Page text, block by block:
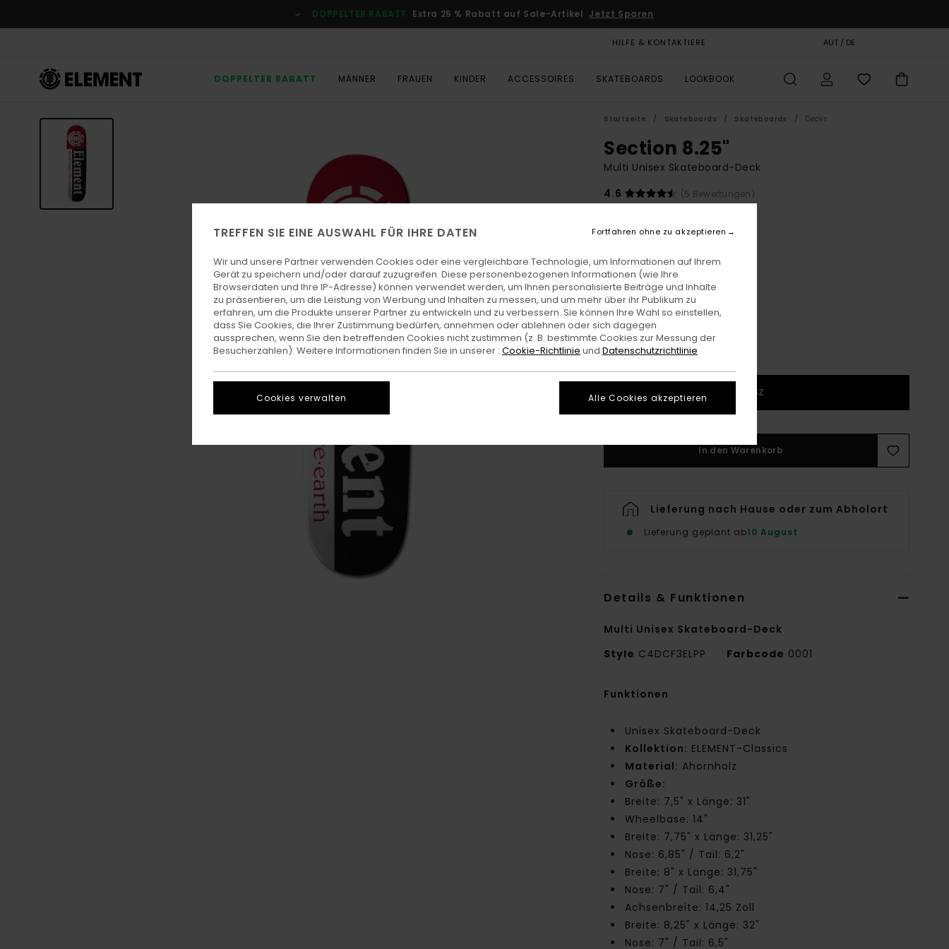
Produktinformation
DOPPELTER RABATT Extra 25 % Rabatt auf Sale-Artikel Jetzt Sparen
HILFE & KONTAKTIERE AUT / DE
DOPPELTER RABATT MÄNNER FRAUEN KINDER ACCESSOIRES SKATEBOARDS LOOKBOOK
Startseite Skateboards Skateboards Decks
Section 8.25"
Multi Unisex Skateboard-Deck
4.6
(5 Bewertungen)
1 DECK = 1 GRIPTAPE GRATIS
Farbe Assorted
1SZ
In den Warenkorb
Lieferung nach Hause oder zum Abholort
Lieferung geplant ab10 August
Details & Funktionen
Multi Unisex Skateboard-Deck
Style C4DCF3ELPP Farbcode 0001
Funktionen
Unisex Skateboard-Deck
Kollektion: ELEMENT-Classics
Material: Ahornholz
Größe:
Breite: 7,5" x Länge: 31"
Wheelbase: 14"
Breite: 7,75" x Länge: 31,25"
Nose: 6,85" / Tail: 6,2"
Breite: 8" x Länge: 31,75"
Nose: 7" / Tail: 6,4"
Achsenbreite: 14,25 Zoll
Breite: 8,25" x Länge: 32"
Nose: 7" / Tail: 6,5"
TREFFEN SIE EINE AUSWAHL FÜR IHRE DATEN
Wir und unsere Partner verwenden Cookies oder eine vergleichbare Technologie, um Informationen auf Ihrem
Gerät zu speichern und/oder darauf zuzugreifen. Diese personenbezogenen Informationen (wie Ihre
Browserdaten und Ihre IP-Adresse) können verwendet werden, um Ihnen personalisierte Beiträge und Inhalte
zu präsentieren, um die Leistung von Werbung und Inhalten zu messen, und um mehr über ihr Publikum zu
erfahren, um die Produkte unserer Partner zu entwickeln und zu verbessern. Sie können Ihre Wahl so einstellen,
dass Sie Cookies, die Ihrer Zustimmung bedürfen, annehmen oder ablehnen oder sich dagegen
aussprechen, wenn Sie den betreffenden Cookies nicht zustimmen (z. B. bestimmte Cookies zur Messung der
Besucherzahlen). Weitere Informationen finden Sie in unserer : Cookie-Richtlinie und Datenschutzrichtlinie
Cookies verwalten
Fortfahren ohne zu akzeptieren
Alle Cookies akzeptieren